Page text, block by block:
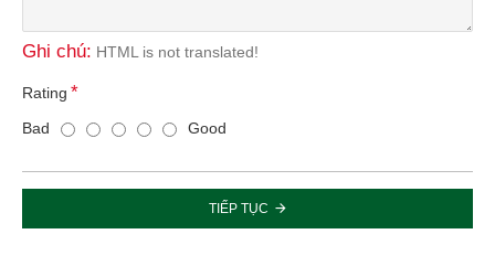
Ghi chú: HTML is not translated!
Rating
Bad
Good
TIẾP TỤC